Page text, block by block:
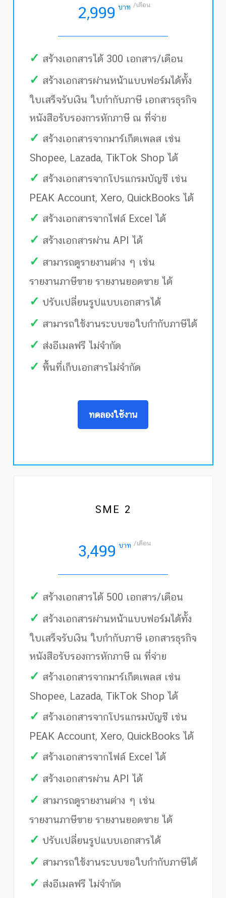
2,999 บาท /เดือน
✓ สร้างเอกสารได้ 300 เอกสาร/เดือน
✓ สร้างเอกสารผ่านหน้าแบบฟอร์มได้ทั้ง
ใบเสร็จรับเงิน ใบกำกับภาษี เอกสารธุรกิจ
หนังสือรับรองการหักภาษี ณ ที่จ่าย
✓ สร้างเอกสารจากมาร์เก็ตเพลส เช่น
Shopee, Lazada, TikTok Shop ได้
✓ สร้างเอกสารจากโปรแกรมบัญชี เช่น
PEAK Account, Xero, QuickBooks ได้
✓ สร้างเอกสารจากไฟล์ Excel ได้
✓ สร้างเอกสารผ่าน API ได้
✓ สามารถดูรายงานต่าง ๆ เช่น
รายงานภาษีขาย รายงานยอดขาย ได้
✓ ปรับเปลี่ยนรูปแบบเอกสารได้
✓ สามารถใช้งานระบบขอใบกำกับภาษีได้
✓ ส่งอีเมลฟรี ไม่จำกัด
✓ พื้นที่เก็บเอกสารไม่จำกัด
ทดลองใช้งาน
SME 2
3,499 บาท /เดือน
✓ สร้างเอกสารได้ 500 เอกสาร/เดือน
✓ สร้างเอกสารผ่านหน้าแบบฟอร์มได้ทั้ง
ใบเสร็จรับเงิน ใบกำกับภาษี เอกสารธุรกิจ
หนังสือรับรองการหักภาษี ณ ที่จ่าย
✓ สร้างเอกสารจากมาร์เก็ตเพลส เช่น
Shopee, Lazada, TikTok Shop ได้
✓ สร้างเอกสารจากโปรแกรมบัญชี เช่น
PEAK Account, Xero, QuickBooks ได้
✓ สร้างเอกสารจากไฟล์ Excel ได้
✓ สร้างเอกสารผ่าน API ได้
✓ สามารถดูรายงานต่าง ๆ เช่น
รายงานภาษีขาย รายงานยอดขาย ได้
✓ ปรับเปลี่ยนรูปแบบเอกสารได้
✓ สามารถใช้งานระบบขอใบกำกับภาษีได้
✓ ส่งอีเมลฟรี ไม่จำกัด